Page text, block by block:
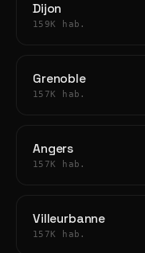
Dijon
159K hab.
Grenoble
157K hab.
Angers
157K hab.
Villeurbanne
157K hab.